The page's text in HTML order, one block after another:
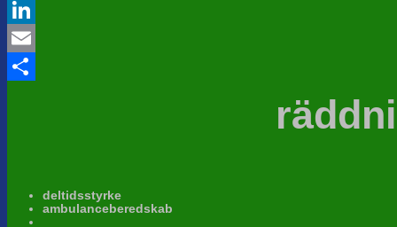
Twitter
LinkedIn
Email
deltidsstyrke
ambulanceberedskab